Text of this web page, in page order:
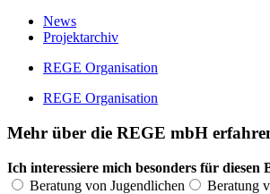
News
Projektarchiv
REGE Organisation
REGE Organisation
Mehr über die REGE mbH
Ich interessiere mich besonders für diesen
Beratung von Jugendlichen
Beratung